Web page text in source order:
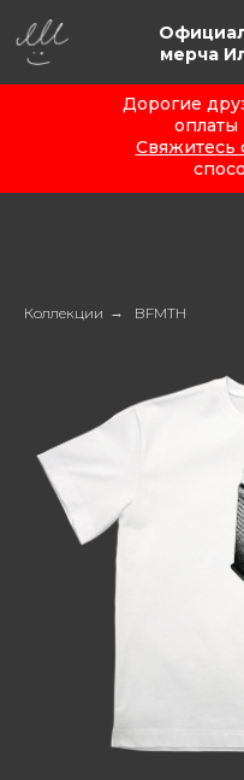
мерча
Дорогие
оплаты
Свяжитесь
Коллекции → BFMTH